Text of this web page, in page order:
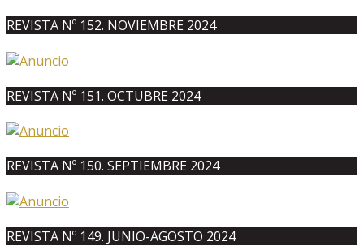
REVISTA Nº 152. NOVIEMBRE 2024
REVISTA Nº 151. OCTUBRE 2024
REVISTA Nº 150. SEPTIEMBRE 2024
REVISTA Nº 149. JUNIO-AGOSTO 2024